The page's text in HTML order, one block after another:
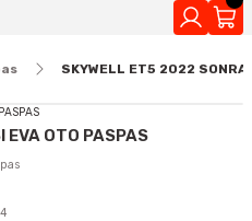
SKYWELL ET5 2022
EVA OTO PASPAS